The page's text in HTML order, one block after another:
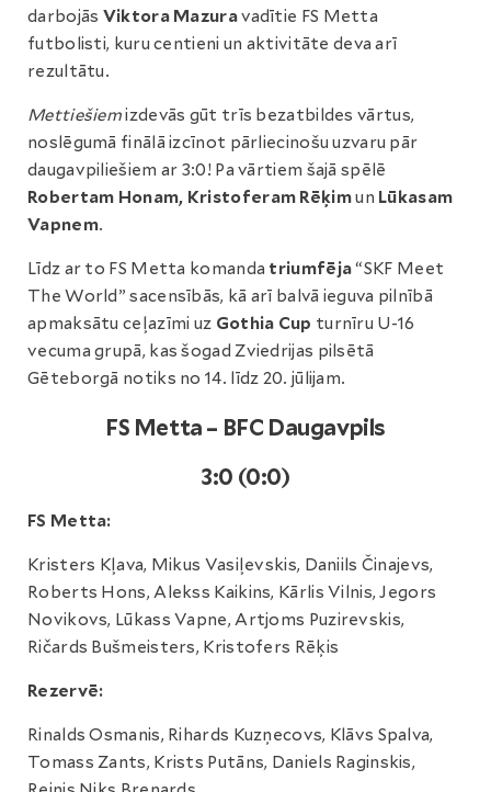
darbojās Viktora Mazuravadītie FS Metta
futbolisti, kuru centieni un aktivitāte deva arī
rezultātu.
Mettiešiemizdevās gūt trīs bezatbildes vārtus,
noslēgumā finālā izcīnot pārliecinošu uzvaru pār
daugavpiliešiem ar 3:0! Pa vārtiem šajā spēlē
Robertam Honam, Kristoferam Rēķimun Lūkasam
Vapnem.
Līdz ar to FS Metta komanda triumfēja“SKF Meet
The World” sacensībās, kā arī balvā ieguva pilnībā
apmaksātu ceļazīmi uz Gothia Cup turnīru U-16
vecuma grupā, kas šogad Zviedrijas pilsētā
Gēteborgā notiks no 14. līdz 20. jūlijam.
FS Metta – BFC Daugavpils
3:0 (0:0)
FS Metta:
Kristers Kļava, Mikus Vasiļevskis, Daniils Činajevs,
Roberts Hons, Alekss Kaikins, Kārlis Vilnis, Jegors
Novikovs, Lūkass Vapne, Artjoms Puzirevskis,
Ričards Bušmeisters, Kristofers Rēķis
Rezervē:
Rinalds Osmanis, Rihards Kuzņecovs, Klāvs Spalva,
Tomass Zants, Krists Putāns, Daniels Raginskis,